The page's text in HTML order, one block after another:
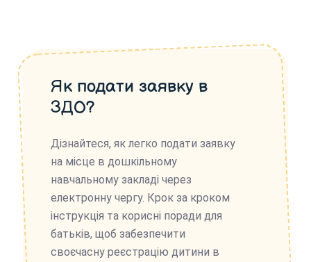
Як подати заявку в
ЗДО?
Дізнайтеся, як легко подати заявку
на місце в дошкільному
навчальному закладі через
електронну чергу. Крок за кроком
інструкція та корисні поради для
батьків, щоб забезпечити
своєчасну реєстрацію дитини в